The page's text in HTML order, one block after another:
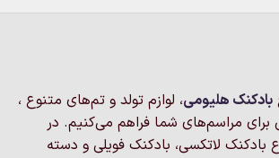
بادکنک‌ هلیومی، لوازم تولد و تم‌های متنوع ،
مراسم‌های شما فراهم می‌کنیم. در
بادکنک لاتکسی، بادکنک فویلی و دسته